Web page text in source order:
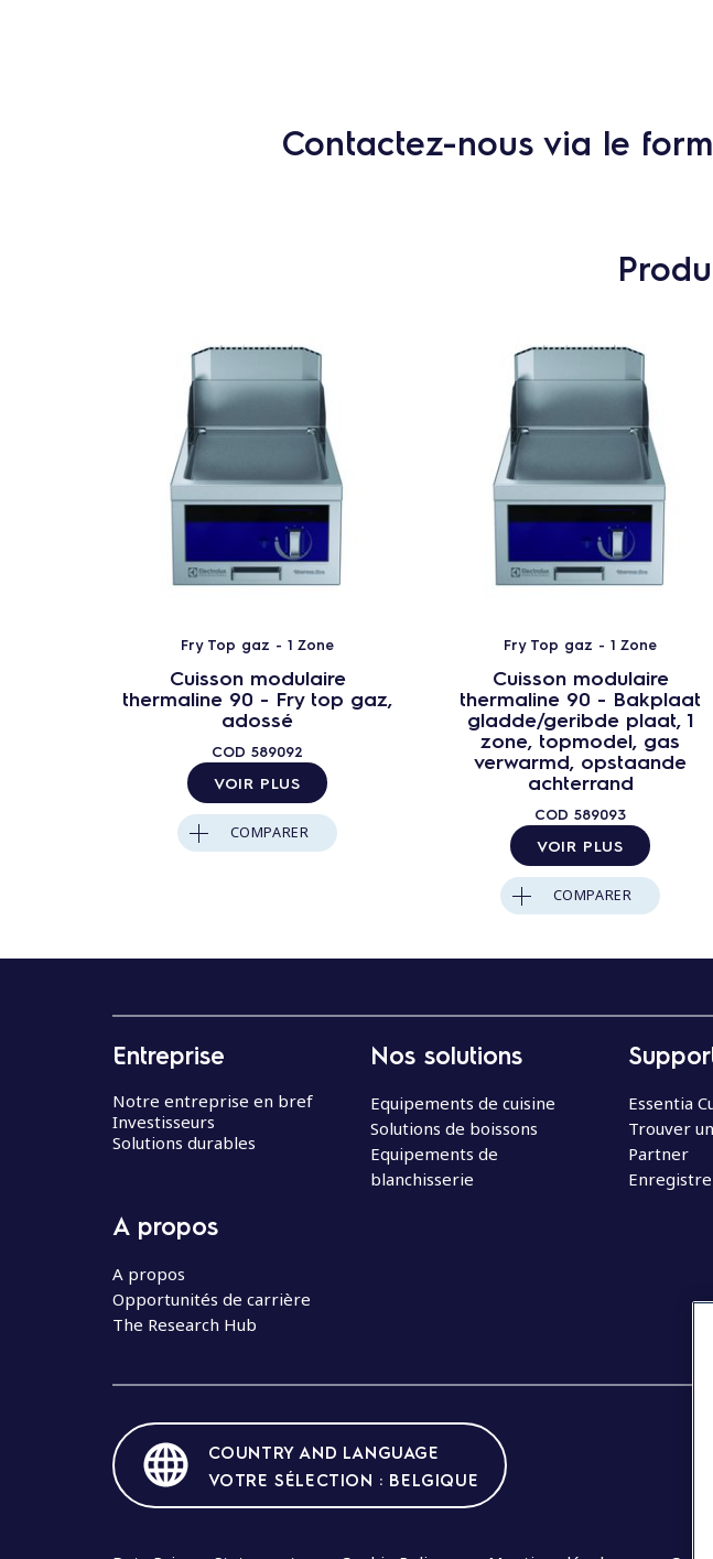
Contactez-nous via le
Fry Top gaz - 1 Zone
Cuisson modulaire
thermaline 90 - Fry top gaz,
adossé
COD 589092
VOIR PLUS
COMPARER
Fry Top gaz - 1 Zone
Cuisson modulaire
thermaline 90 - Bakplaat
gladde/geribde plaat, 1
zone, topmodel, gas
verwarmd, opstaande
achterrand
COD 589093
VOIR PLUS
COMPARER
Entreprise
Notre entreprise en bref
Investisseurs
Solutions durables
A propos
A propos
Opportunités de carrière
The Research Hub
Nos solutions
Equipements de cuisine
Solutions de boissons
Equipements de
blanchisserie
Essentia
Trouver
Partner
COUNTRY AND LANGUAGE
VOTRE SÉLECTION : BELGIQUE